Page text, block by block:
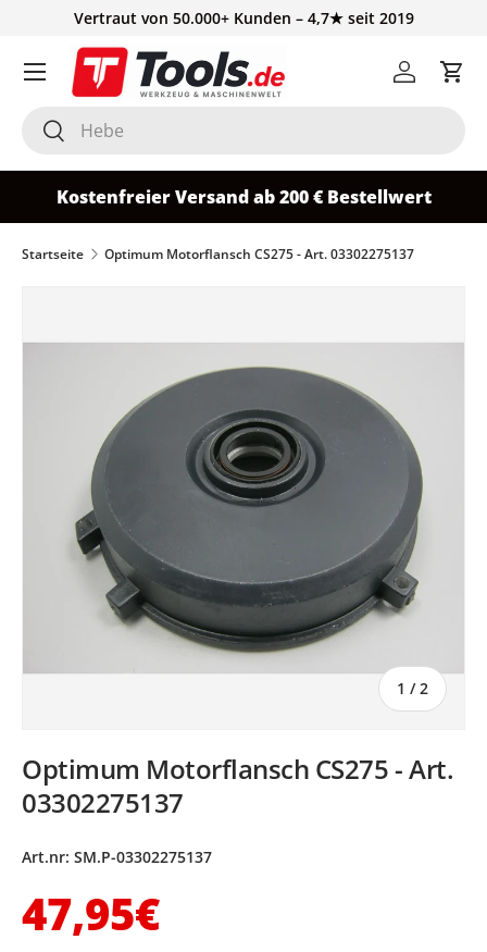
Vertraut von 50.000+ Kunden – 4,7★ seit 2019
Suchen
Suchen
Einloggen
Kostenfreier Versand ab 200 € Bestellwert
Startseite Optimum Motorflansch CS275 - Art. 03302275137
1 / von
2
Optimum Motorflansch CS275 - Art.
03302275137
Art.nr: SM.P-03302275137
Normaler Preis
47,95€